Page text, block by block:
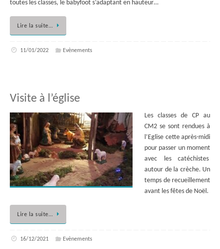
toutes les classes, le babyfoot s’adaptant en hauteur…
Lire la suite…
11/01/2022 Evènements
Visite à l’église
Les classes de CP au
CM2 se sont rendues à
l’Eglise cette après-midi
pour passer un moment
avec les catéchistes
autour de la crèche. Un
temps de recueillement
avant les fêtes de Noël.
Lire la suite…
16/12/2021 Evènements